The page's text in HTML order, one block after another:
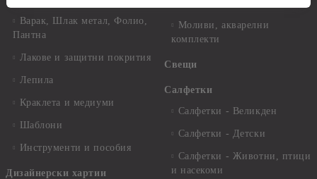
Варак, Шлак метал, Фолио,
Пантна
Лакове и защитни покрития
Лепила
Краклета и медиуми
Шаблони
Инструменти и пособия
Дизайнерски хартии
Моливи, акварелни
комплекти
Свещи
Салфетки
Салфетки - Великден
Салфетки - Детски
Салфетки - Животни, птици
и насекоми